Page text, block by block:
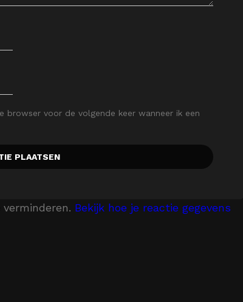
browser voor de volgende keer wanneer ik een
Bekijk hoe je reactie gegevens